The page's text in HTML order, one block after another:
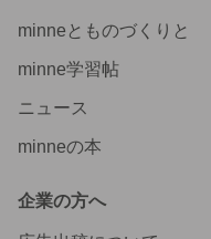
minneとものづくりと
minne学習帖
ニュース
minneの本
企業の方へ